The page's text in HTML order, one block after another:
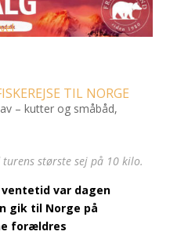
TIL NORGE
– kutter og småbåd,
turens største sej på 10 kilo.
var dagen
gik til Norge på
forældres